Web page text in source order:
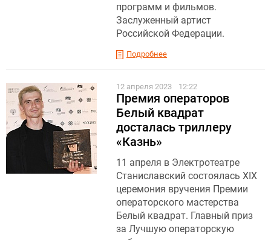
программ и фильмов.
Заслуженный артист
Российской Федерации.
Подробнее
12 апреля 2023 12:22
Премия операторов
Белый квадрат
досталась триллеру
«Казнь»
11 апреля в Электротеатре
Станиславский состоялась XIX
церемония вручения Премии
операторского мастерства
Белый квадрат. Главный приз
за Лучшую операторскую